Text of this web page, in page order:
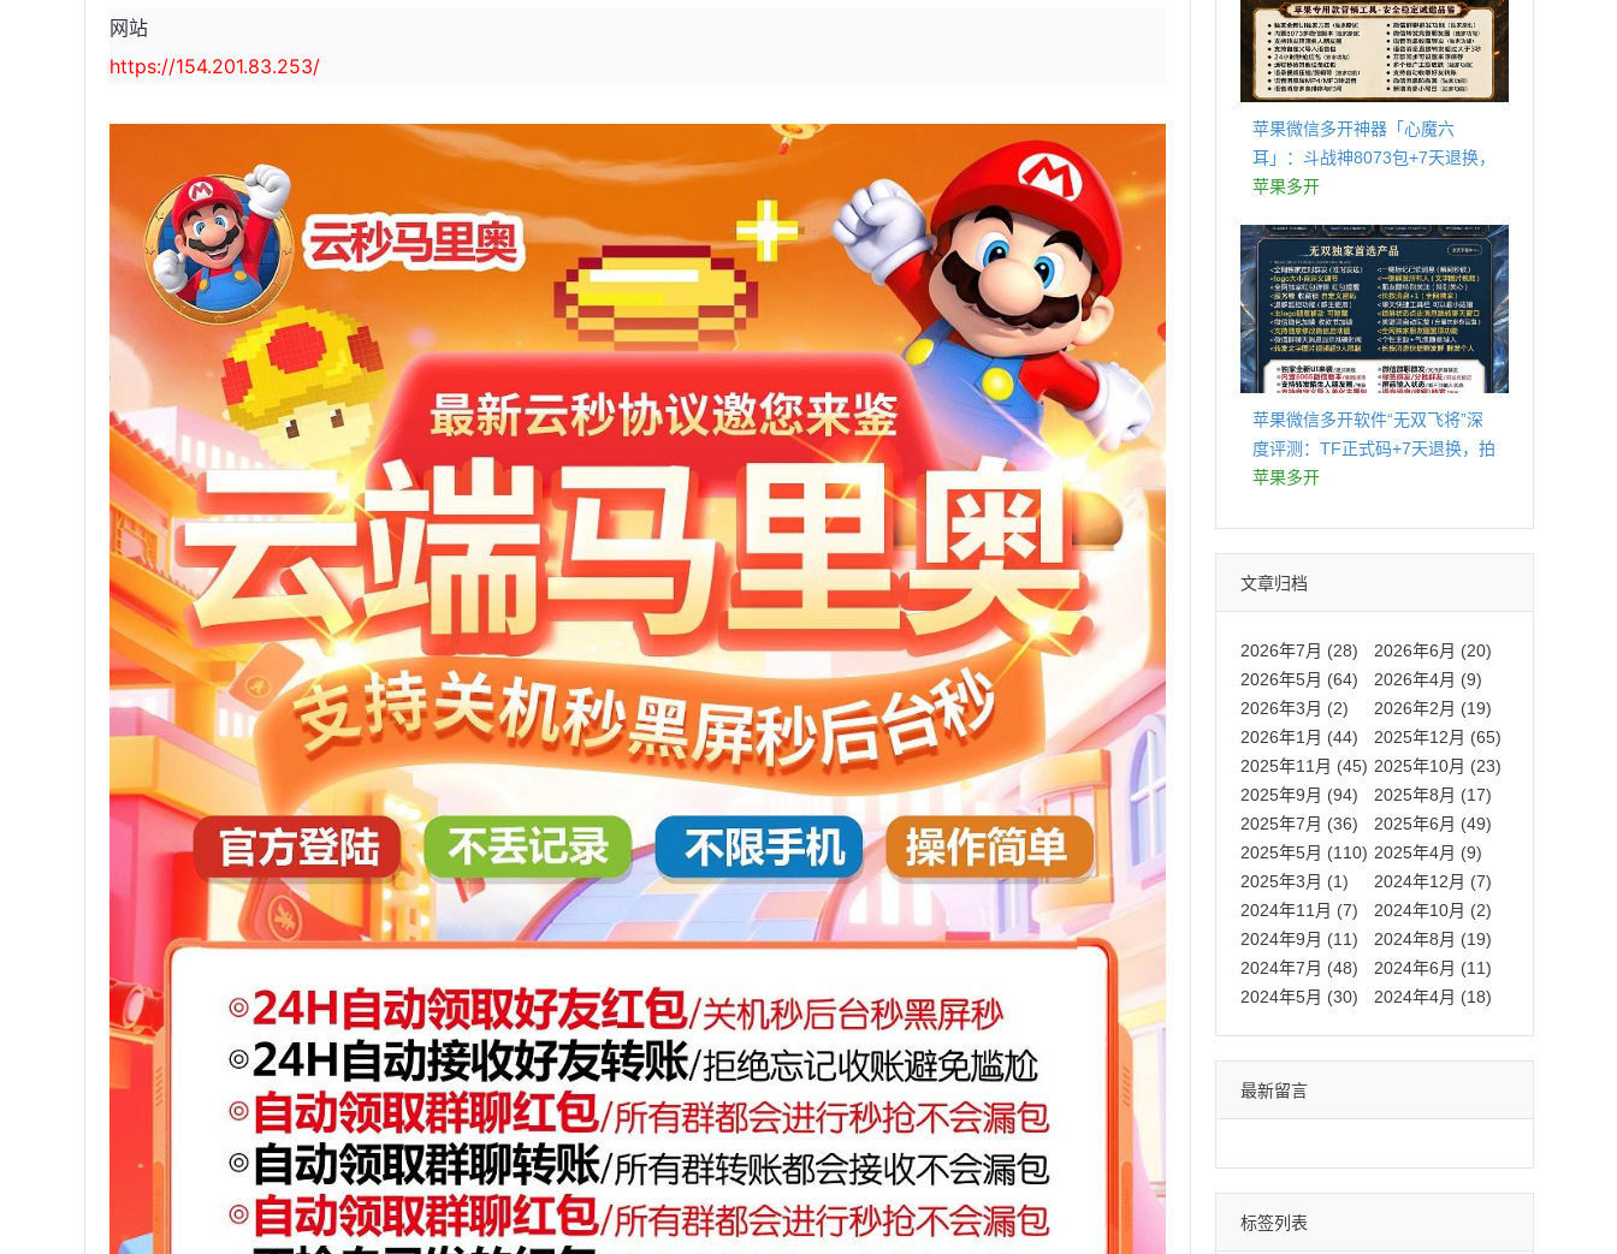
网站
https://154.201.83.253/
苹果微信多开神器「心魔六
耳」：斗战神8073包+7天退换，
认准拍拍卡激活码商城
苹果多开
苹果微信多开软件“无双飞将”深
度评测：TF正式码+7天退换，拍
拍卡激活码商城正品保障
苹果多开
文章归档
2026年7月 (28)
2026年6月 (20)
2026年5月 (64)
2026年4月 (9)
2026年3月 (2)
2026年2月 (19)
2026年1月 (44)
2025年12月 (65)
2025年11月 (45) 2025年10月 (23)
2025年9月 (94)
2025年8月 (17)
2025年7月 (36)
2025年6月 (49)
2025年5月 (110) 2025年4月 (9)
2025年3月 (1)
2024年12月 (7)
2024年11月 (7)
2024年10月 (2)
2024年9月 (11)
2024年8月 (19)
2024年7月 (48)
2024年6月 (11)
2024年5月 (30)
2024年4月 (18)
最新留言
标签列表